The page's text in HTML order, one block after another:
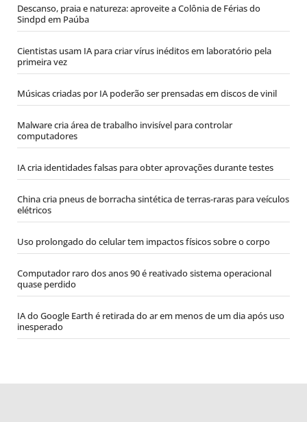
Descanso, praia e natureza: aproveite a Colônia de Férias do
Sindpd em Paúba
Cientistas usam IA para criar vírus inéditos em laboratório pela
primeira vez
Músicas criadas por IA poderão ser prensadas em discos de vinil
Malware cria área de trabalho invisível para controlar
computadores
IA cria identidades falsas para obter aprovações durante testes
China cria pneus de borracha sintética de terras-raras para veículos
elétricos
Uso prolongado do celular tem impactos físicos sobre o corpo
Computador raro dos anos 90 é reativado sistema operacional
quase perdido
IA do Google Earth é retirada do ar em menos de um dia após uso
inesperado